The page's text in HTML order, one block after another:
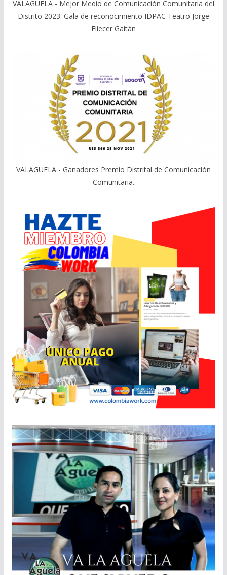
VALAGUELA - Mejor Medio de Comunicación Comunitaria del
Distrito 2023. Gala de reconocimiento IDPAC Teatro Jorge
Eliecer Gaitán
VALAGUELA - Ganadores Premio Distrital de Comunicación
Comunitaria.